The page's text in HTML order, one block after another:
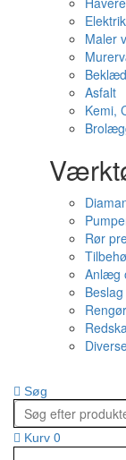
Maler
Asfalt
Kemi,
Rør
Anlæg
Søg
Kurv 0